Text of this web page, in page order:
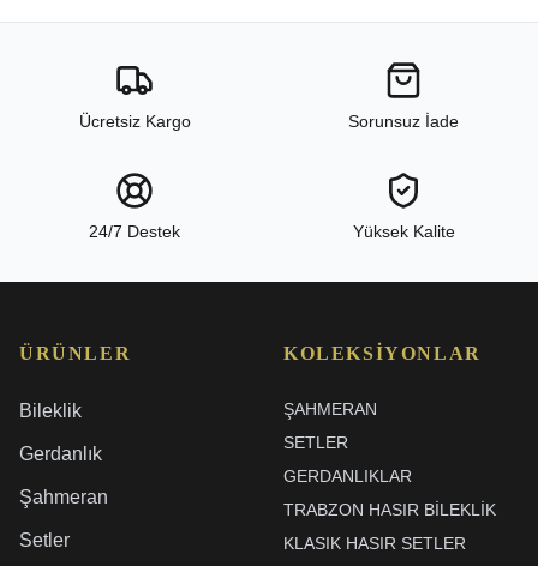
Ücretsiz Kargo Sorunsuz İade
24/7 Destek Yüksek Kalite
ÜRÜNLER
Bileklik
Gerdanlık
Şahmeran
Setler
KOLEKSIYONLAR
ŞAHMERAN
SETLER
GERDANLIKLAR
TRABZON HASIR BILEKLIK
KLASIK HASIR SETLER